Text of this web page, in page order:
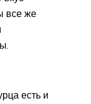
все же
есть и